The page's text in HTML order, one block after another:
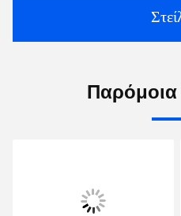
Παρόμοια